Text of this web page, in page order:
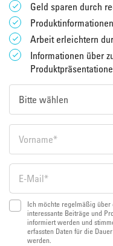
Geld sparen durch
Arbeit erleichtern
Informationen über
Ich möchte regelmäßig
interessante Beiträge und
informiert werden und
erfassten Daten für die
werden.